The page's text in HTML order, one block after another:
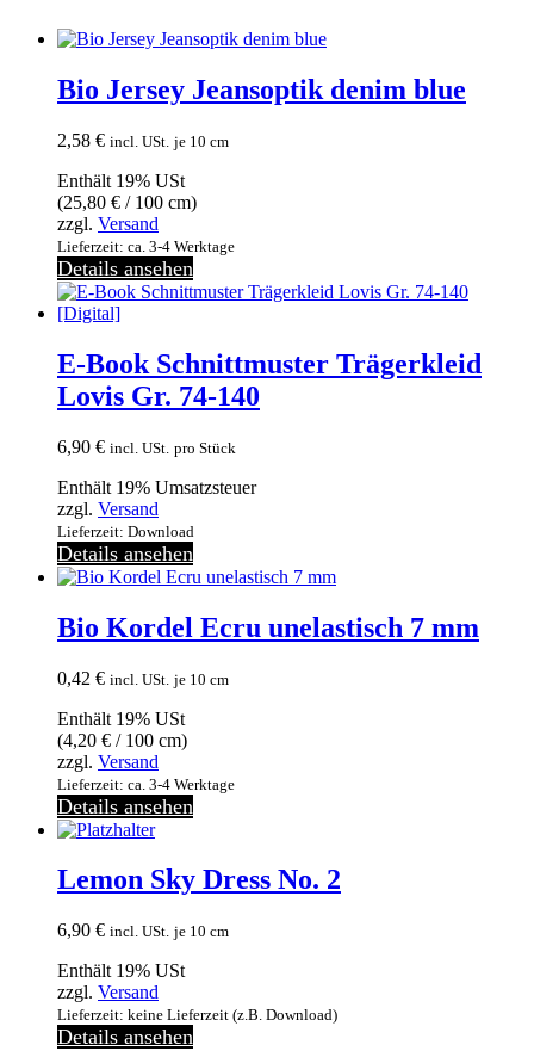
Bio Jersey Jeansoptik denim blue
2,58 € incl. USt. je 10 cm
Enthält 19% USt
(25,80 € / 100 cm)
zzgl. Versand
Lieferzeit: ca. 3-4 Werktage
Details ansehen
E-Book Schnittmuster Trägerkleid
Lovis Gr. 74-140
6,90 € incl. USt. pro Stück
Enthält 19% Umsatzsteuer
zzgl. Versand
Lieferzeit: Download
Details ansehen
Bio Kordel Ecru unelastisch 7 mm
0,42 € incl. USt. je 10 cm
Enthält 19% USt
(4,20 € / 100 cm)
zzgl. Versand
Lieferzeit: ca. 3-4 Werktage
Details ansehen
Lemon Sky Dress No. 2
6,90 € incl. USt. je 10 cm
Enthält 19% USt
zzgl. Versand
Lieferzeit: keine Lieferzeit (z.B. Download)
Details ansehen